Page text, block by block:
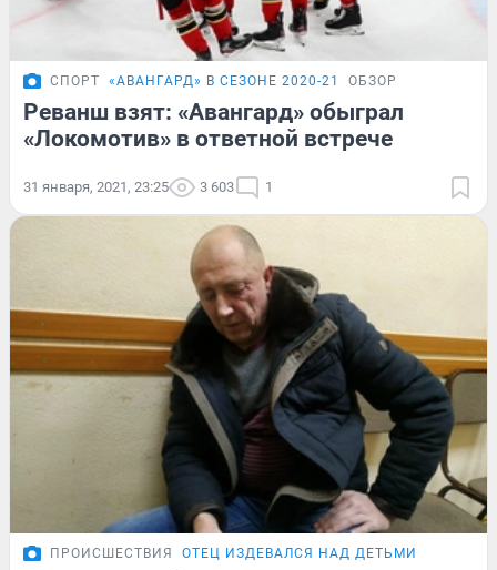
СПОРТ «АВАНГАРД» В СЕЗОНЕ 2020-21 ОБЗОР
Реванш взят: «Авангард» обыграл
«Локомотив» в ответной встрече
31 января, 2021, 23:25 3 603 1
ПРОИСШЕСТВИЯ ОТЕЦ ИЗДЕВАЛСЯ НАД ДЕТЬМИ